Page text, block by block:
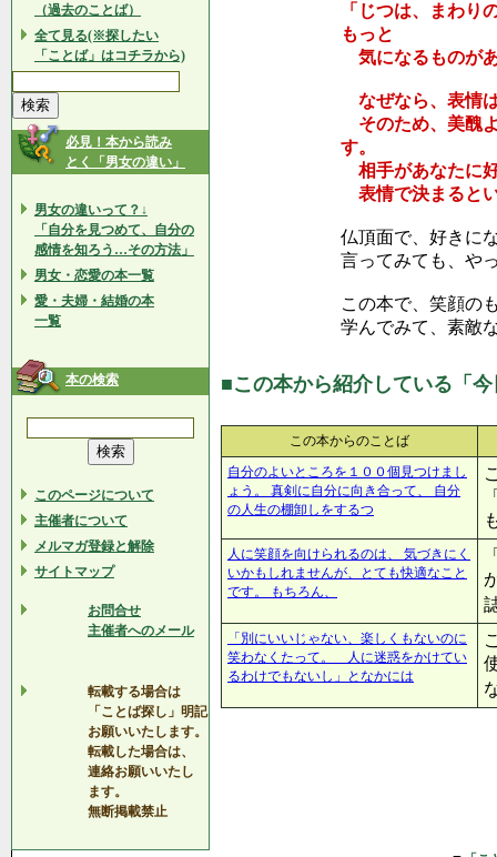
（過去のことば）
全て見る(※探したい
「ことば」はコチラから)
必見！本から読み
とく「男女の違い」
男女の違いって？↓
「自分を見つめて、自分の
感情を知ろう…その方法」
男女・恋愛の本一覧
愛・夫婦・結婚の本
一覧
本の検索
このページについて
主催者について
メルマガ登録と解除
サイトマップ
お問合せ
主催者へのメール
転載する場合は
「ことば探し」明記
お願いいたします。
転載した場合は、
連絡お願いいたし
ます。
無断掲載禁止
「じつは、まわり
もっと
気になるものが
なぜなら、表情
そのため、美醜
す。
相手があなたに
表情で決まると
仏頂面で、好きに
言ってみても、や
この本で、笑顔の
学んでみて、素敵
■この本から紹介している「
この本からのことば
自分のよいところを１００個見つけまし
ょう。 真剣に自分に向き合って、 自分
の人生の棚卸しをするつ
人に笑顔を向けられるのは、 気づきにく
いかもしれませんが、とても快適なこと
です。 もちろん、
「別にいいじゃない、楽しくもないのに
笑わなくたって。 人に迷惑をかけてい
るわけでもないし」となかには